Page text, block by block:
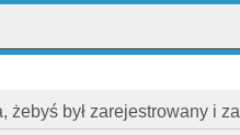
żebyś był zarejestrowany i